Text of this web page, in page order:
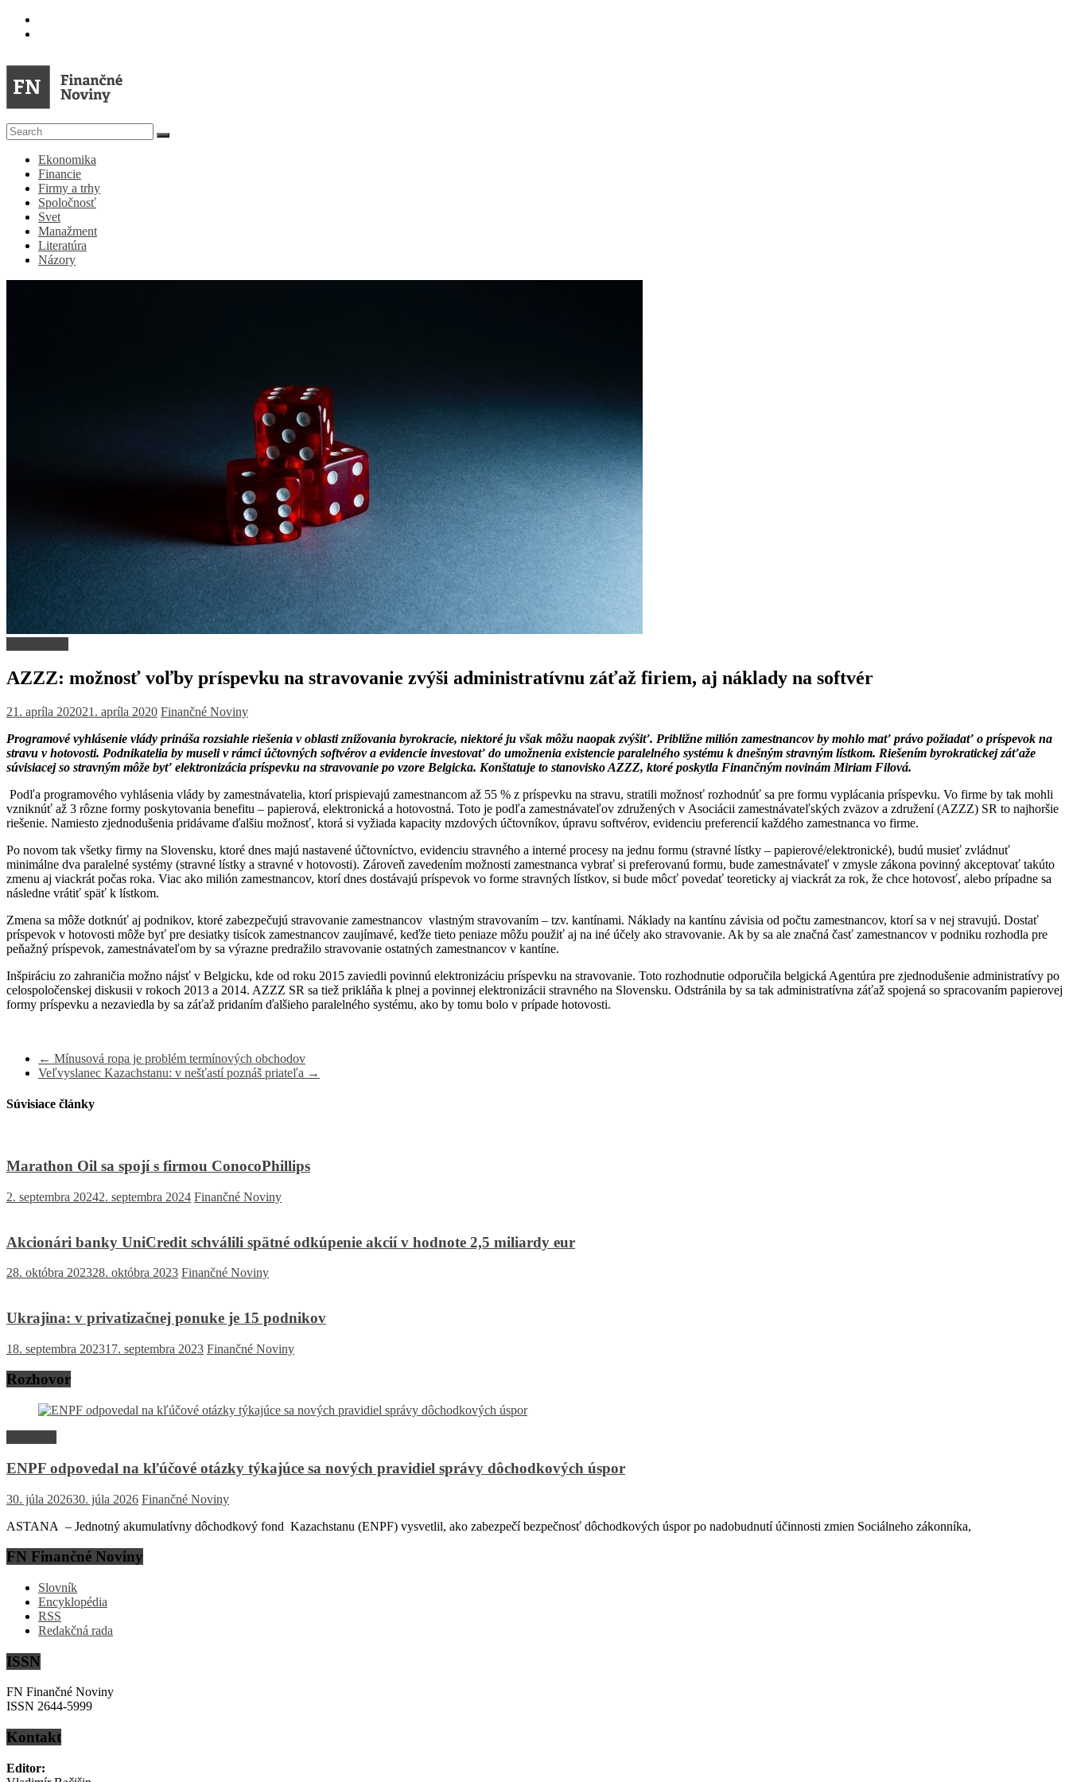
Skip
FN
Finančné
Noviny
Denník
ekonomike
spoločnosti
Ekonomika
Financie
Firmy a trhy
Spoločnosť
Svet
Manažment
Literatúra
Názory
AZZZ: možnosť voľby príspevku na stravovanie zvýši administratívnu záťaž firiem, aj náklady na softvér
21. apríla 202021. apríla 2020 Finančné Noviny
Programové vyhlásenie vlády prináša rozsiahle riešenia v oblasti znižovania byrokracie, niektoré ju však môžu naopak zvýšiť. Približne milión zamestnancov by mohlo mať právo požiadať o príspevok na
stravu v hotovosti. Podnikatelia by museli v rámci účtovných softvérov a evidencie investovať do umožnenia existencie paralelného systému k dnešným stravným lístkom. Riešením byrokratickej záťaže
súvisiacej so stravným môže byť elektronizácia príspevku na stravovanie po vzore Belgicka. Konštatuje to stanovisko AZZZ, ktoré poskytla Finančným novinám Miriam Filová.
Podľa programového vyhlásenia vlády by zamestnávatelia, ktorí prispievajú zamestnancom až 55 % z príspevku na stravu, stratili možnosť rozhodnúť sa pre formu vyplácania príspevku. Vo firme by tak mohli
vzniknúť až 3 rôzne formy poskytovania benefitu – papierová, elektronická a hotovostná. Toto je podľa zamestnávateľov združených v Asociácii zamestnávateľských zväzov a združení (AZZZ) SR to najhoršie
riešenie. Namiesto zjednodušenia pridávame ďalšiu možnosť, ktorá si vyžiada kapacity mzdových účtovníkov, úpravu softvérov, evidenciu preferencií každého zamestnanca vo firme.
Po novom tak všetky firmy na Slovensku, ktoré dnes majú nastavené účtovníctvo, evidenciu stravného a interné procesy na jednu formu (stravné lístky – papierové/elektronické), budú musieť zvládnuť
minimálne dva paralelné systémy (stravné lístky a stravné v hotovosti). Zároveň zavedením možnosti zamestnanca vybrať si preferovanú formu, bude zamestnávateľ v zmysle zákona povinný akceptovať takúto
zmenu aj viackrát počas roka. Viac ako milión zamestnancov, ktorí dnes dostávajú príspevok vo forme stravných lístkov, si bude môcť povedať teoreticky aj viackrát za rok, že chce hotovosť, alebo prípadne sa
následne vrátiť späť k lístkom.
Zmena sa môže dotknúť aj podnikov, ktoré zabezpečujú stravovanie zamestnancov vlastným stravovaním – tzv. kantínami. Náklady na kantínu závisia od počtu zamestnancov, ktorí sa v nej stravujú. Dostať
príspevok v hotovosti môže byť pre desiatky tisícok zamestnancov zaujímavé, keďže tieto peniaze môžu použiť aj na iné účely ako stravovanie. Ak by sa ale značná časť zamestnancov v podniku rozhodla pre
peňažný príspevok, zamestnávateľom by sa výrazne predražilo stravovanie ostatných zamestnancov v kantíne.
Inšpiráciu zo zahraničia možno nájsť v Belgicku, kde od roku 2015 zaviedli povinnú elektronizáciu príspevku na stravovanie. Toto rozhodnutie odporučila belgická Agentúra pre zjednodušenie administratívy po
celospoločenskej diskusii v rokoch 2013 a 2014. AZZZ SR sa tiež prikláňa k plnej a povinnej elektronizácii stravného na Slovensku. Odstránila by sa tak administratívna záťaž spojená so spracovaním papierovej
formy príspevku a nezaviedla by sa záťaž pridaním ďalšieho paralelného systému, ako by tomu bolo v prípade hotovosti.
← Mínusová ropa je problém termínových obchodov
Veľvyslanec Kazachstanu: v nešťastí poznáš priateľa →
Súvisiace články
Marathon Oil sa spojí s firmou ConocoPhillips
2. septembra 20242. septembra 2024 Finančné Noviny
Akcionári banky UniCredit schválili spätné odkúpenie akcií v hodnote 2,5 miliardy eur
28. októbra 202328. októbra 2023 Finančné Noviny
Ukrajina: v privatizačnej ponuke je 15 podnikov
18. septembra 202317. septembra 2023 Finančné Noviny
Rozhovor
ENPF odpovedal na kľúčové otázky týkajúce sa nových pravidiel správy dôchodkových úspor
30. júla 202630. júla 2026 Finančné Noviny
ASTANA – Jednotný akumulatívny dôchodkový fond Kazachstanu (ENPF) vysvetlil, ako zabezpečí bezpečnosť dôchodkových úspor po nadobudnutí účinnosti zmien Sociálneho zákonníka,
FN Finančné Noviny
Slovník
Encyklopédia
RSS
Redakčná rada
ISSN
FN Finančné Noviny
ISSN 2644-5999
Kontakt
Editor: